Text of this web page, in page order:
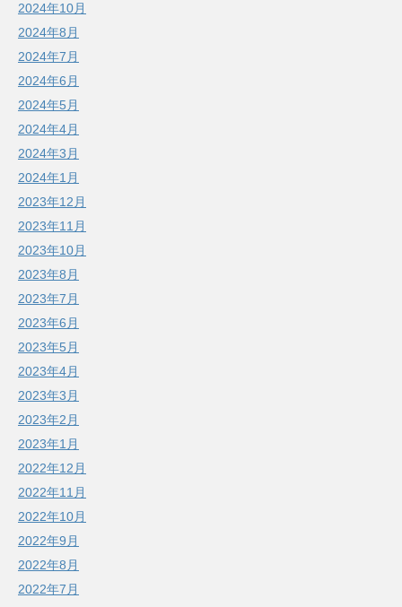
2024年10月
2024年8月
2024年7月
2024年6月
2024年5月
2024年4月
2024年3月
2024年1月
2023年12月
2023年11月
2023年10月
2023年8月
2023年7月
2023年6月
2023年5月
2023年4月
2023年3月
2023年2月
2023年1月
2022年12月
2022年11月
2022年10月
2022年9月
2022年8月
2022年7月